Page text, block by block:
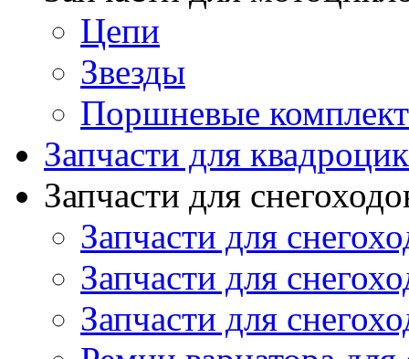
Цепи
Звезды
Поршневые
Запчасти для
Запчасти для
Запчасти для
Запчасти для
Запчасти для